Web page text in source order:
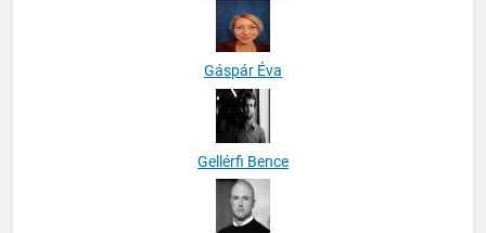
Gáspár Éva
Gellérfi Bence